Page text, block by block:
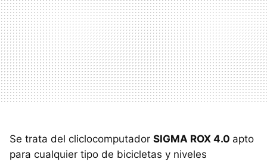
Se trata del cliclocomputador SIGMA ROX 4.0 apto
para cualquier tipo de bicicletas y niveles